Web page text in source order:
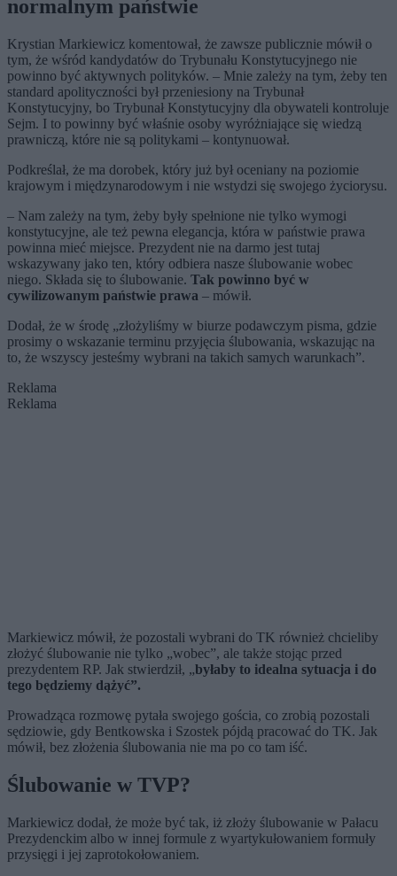
normalnym państwie
Krystian Markiewicz komentował, że zawsze publicznie mówił o
tym, że wśród kandydatów do Trybunału Konstytucyjnego nie
powinno być aktywnych polityków. – Mnie zależy na tym, żeby ten
standard apolityczności był przeniesiony na Trybunał
Konstytucyjny, bo Trybunał Konstytucyjny dla obywateli kontroluje
Sejm. I to powinny być właśnie osoby wyróżniające się wiedzą
prawniczą, które nie są politykami – kontynuował.
Podkreślał, że ma dorobek, który już był oceniany na poziomie
krajowym i międzynarodowym i nie wstydzi się swojego życiorysu.
– Nam zależy na tym, żeby były spełnione nie tylko wymogi
konstytucyjne, ale też pewna elegancja, która w państwie prawa
powinna mieć miejsce. Prezydent nie na darmo jest tutaj
wskazywany jako ten, który odbiera nasze ślubowanie wobec
niego. Składa się to ślubowanie. Tak powinno być w
cywilizowanym państwie prawa – mówił.
Dodał, że w środę „złożyliśmy w biurze podawczym pisma, gdzie
prosimy o wskazanie terminu przyjęcia ślubowania, wskazując na
to, że wszyscy jesteśmy wybrani na takich samych warunkach”.
Reklama
Reklama
Markiewicz mówił, że pozostali wybrani do TK również chcieliby
złożyć ślubowanie nie tylko „wobec”, ale także stojąc przed
prezydentem RP. Jak stwierdził, „byłaby to idealna sytuacja i do
tego będziemy dążyć”.
Prowadząca rozmowę pytała swojego gościa, co zrobią pozostali
sędziowie, gdy Bentkowska i Szostek pójdą pracować do TK. Jak
mówił, bez złożenia ślubowania nie ma po co tam iść.
Ślubowanie w TVP?
Markiewicz dodał, że może być tak, iż złoży ślubowanie w Pałacu
Prezydenckim albo w innej formule z wyartykułowaniem formuły
przysięgi i jej zaprotokołowaniem.